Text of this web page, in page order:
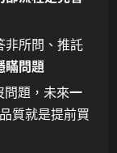
非所問、推託
瞞問題
問題，未來一
質就是提前買